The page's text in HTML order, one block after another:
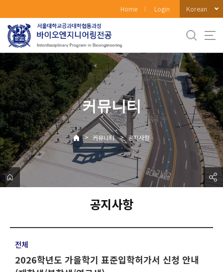
로
메
뉴
Home Login Korean
커뮤니티
> 커뮤니티 > 공지사항
공지사항
전체
2026학년도 가을학기 표준입학허가서 신청 안내